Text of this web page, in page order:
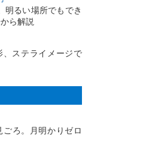
明るい場所でもでき
ら解説
、ステライメージで
ろ。月明かりゼロ